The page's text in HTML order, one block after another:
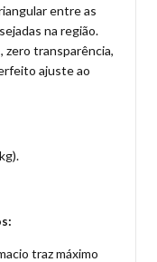
entre as
na região.
zero transparência,
ajuste ao
traz máximo